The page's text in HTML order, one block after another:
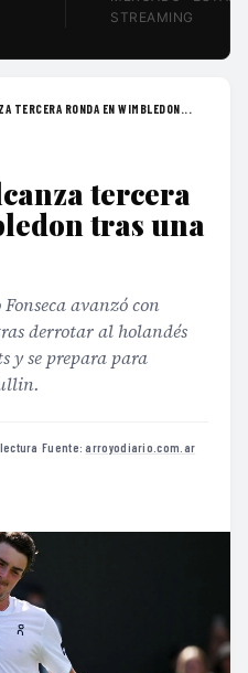
STREAMING
TERCERA RONDA EN WIMBLEDON...
tercera
tras una
avanzó con
derrotar al holandés
y se prepara para
·Fuente:arroyodiario.com.ar